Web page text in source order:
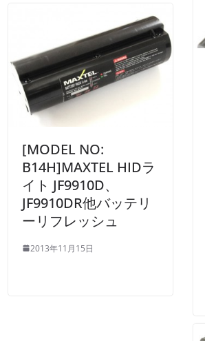
[MODEL NO:
B14H]MAXTEL HIDラ
イト JF9910D、
JF9910DR他バッテリ
ーリフレッシュ
2013年11月15日